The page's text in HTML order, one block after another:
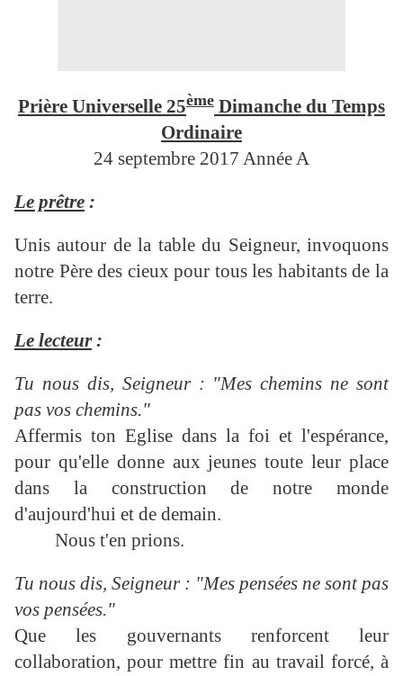
Prière Universelle 25ème Dimanche du Temps
Ordinaire
24 septembre 2017 Année A
Le prêtre :
Unis autour de la table du Seigneur, invoquons
notre Père des cieux pour tous les habitants de la
terre.
Le lecteur:
Tu nous dis, Seigneur : "Mes chemins ne sont
pas vos chemins."
Affermis ton Eglise dans la foi et l'espérance,
pour qu'elle donne aux jeunes toute leur place
dans la construction de notre monde
d'aujourd'hui et de demain.
Nous t'en prions.
Tu nous dis, Seigneur : "Mes pensées ne sont pas
vos pensées."
Que les gouvernants renforcent leur
collaboration, pour mettre fin au travail forcé, à